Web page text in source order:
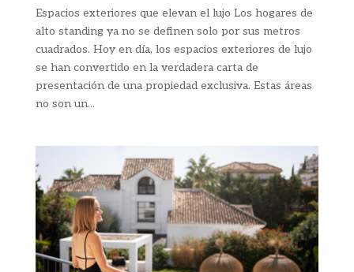
Espacios exteriores que elevan el lujo Los hogares de
alto standing ya no se definen solo por sus metros
cuadrados. Hoy en día, los espacios exteriores de lujo
se han convertido en la verdadera carta de
presentación de una propiedad exclusiva. Estas áreas
no son un...